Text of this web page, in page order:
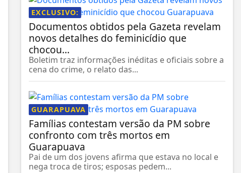
EXCLUSIVO:
Documentos obtidos pela Gazeta revelam
novos detalhes do feminicídio que
chocou...
Boletim traz informações inéditas e oficiais sobre a
cena do crime, o relato das...
GUARAPUAVA
Famílias contestam versão da PM sobre
confronto com três mortos em
Guarapuava
Pai de um dos jovens afirma que estava no local e
nega troca de tiros; esposas pedem...